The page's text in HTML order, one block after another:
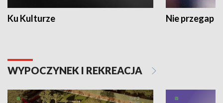
Ku Kulturze Nie przegap
WYPOCZYNEK I REKREACJA